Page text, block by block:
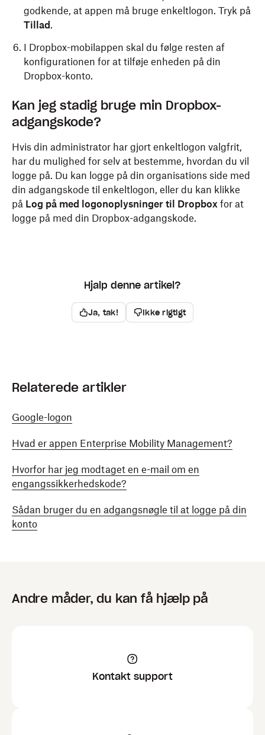
godkende, at appen må bruge enkeltlogon. Tryk på
Tillad .
I Dropbox-mobilappen skal du følge resten af
konfigurationen for at tilføje enheden på din
Dropbox-konto.
Kan jeg stadig bruge min Dropbox-
adgangskode?
Hvis din administrator har gjort enkeltlogon valgfrit,
har du mulighed for selv at bestemme, hvordan du vil
logge på. Du kan logge på din organisations side med
din adgangskode til enkeltlogon, eller du kan klikke
på Log på med logonoplysninger til Dropbox for at
logge på med din Dropbox-adgangskode.
Hjalp denne artikel?
Ja, tak! Ikke rigtigt
Relaterede artikler
Google-logon
Hvad er appen Enterprise Mobility Management?
Hvorfor har jeg modtaget en e-mail om en
engangssikkerhedskode?
Sådan bruger du en adgangsnøgle til at logge på din
konto
Andre måder, du kan få hjælp på
Kontakt support